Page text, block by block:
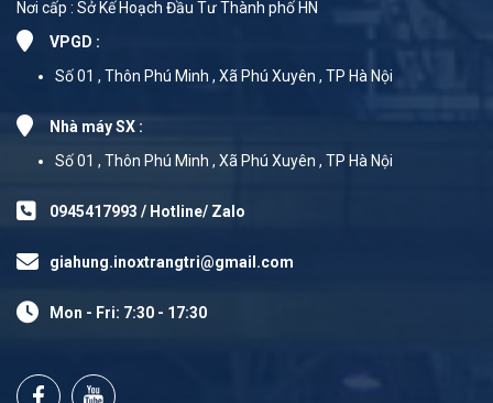
Nơi cấp : Sở Kế Hoạch Đầu Tư Thành phố HN
VPGD :
Số 01 , Thôn Phú Minh , Xã Phú Xuyên , TP Hà Nội
Nhà máy SX :
Số 01 , Thôn Phú Minh , Xã Phú Xuyên , TP Hà Nội
0945417993 / Hotline/ Zalo
giahung.inoxtrangtri@gmail.com
Mon - Fri: 7:30 - 17:30